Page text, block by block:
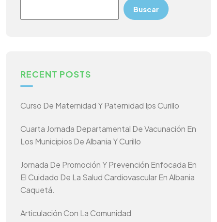
Buscar
RECENT POSTS
Curso De Maternidad Y Paternidad Ips Curillo
Cuarta Jornada Departamental De Vacunación En
Los Municipios De Albania Y Curillo
Jornada De Promoción Y Prevención Enfocada En
El Cuidado De La Salud Cardiovascular En Albania
Caquetá.
Articulación Con La Comunidad